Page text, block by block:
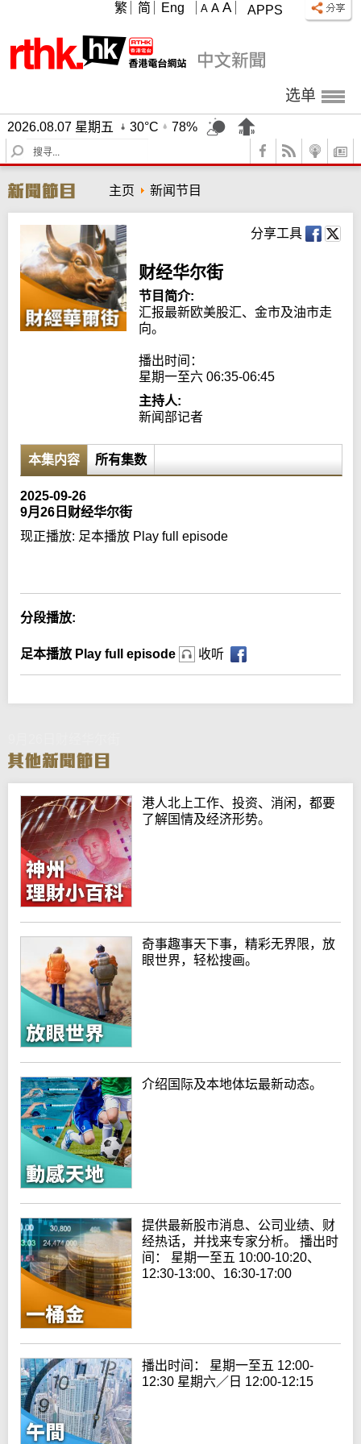
APPS
A A A
繁 简 Eng
选单
2026.08.07 星期五 30°C
78%
S
e
r
c
h
主页 新闻节目
分享工具
财经华尔街
节目简介:
汇报最新欧美股汇、金市及油市走
向。
播出时间：
星期一至六 06:35-06:45
主持人:
新闻部记者
本集内容 所有集数
2025-09-26
9月26日财经华尔街
现正播放: 足本播放 Play full episode
分段播放:
足本播放 Play full episode 收听
港人北上工作、投资、消闲，都要
了解国情及经济形势。
奇事趣事天下事，精彩无界限，放
眼世界，轻松搜画。
介绍国际及本地体坛最新动态。
提供最新股市消息、公司业绩、财
经热话，并找来专家分析。 播出时
间： 星期一至五 10:00-10:20、
12:30-13:00、16:30-17:00
播出时间： 星期一至五 12:00-
12:30 星期六／日 12:00-12:15